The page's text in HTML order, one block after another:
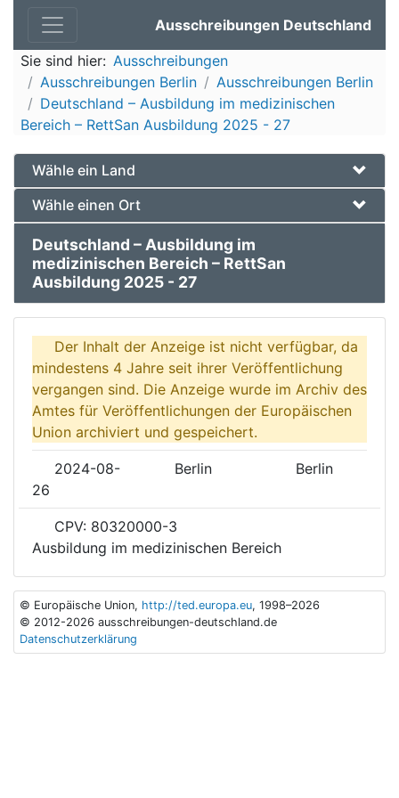
Ausschreibungen Deutschland
Sie sind hier: Ausschreibungen
Ausschreibungen Berlin
Ausschreibungen Berlin
Deutschland – Ausbildung im medizinischen
Bereich – RettSan Ausbildung 2025 - 27
Wähle ein Land
Wähle einen Ort
Deutschland – Ausbildung im
medizinischen Bereich – RettSan
Ausbildung 2025 - 27
Der Inhalt der Anzeige ist nicht verfügbar, da
mindestens 4 Jahre seit ihrer Veröffentlichung
vergangen sind. Die Anzeige wurde im Archiv des
Amtes für Veröffentlichungen der Europäischen
Union archiviert und gespeichert.
2024-08-
26
Berlin Berlin
CPV: 80320000-3
Ausbildung im medizinischen Bereich
© Europäische Union, http://ted.europa.eu, 1998–2026
© 2012-2026 ausschreibungen-deutschland.de
Datenschutzerklärung